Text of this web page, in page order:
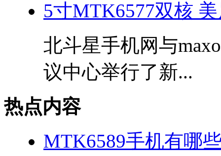
5寸MTK6577双核
北斗星手机网与
议中心举行了新...
热点内容
MTK6589手机有哪